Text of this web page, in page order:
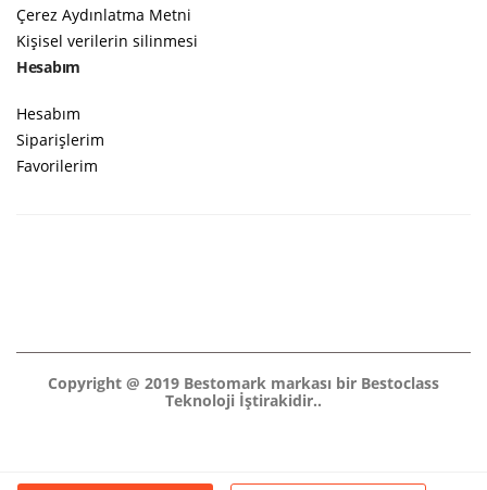
Çerez Aydınlatma Metni
Kişisel verilerin silinmesi
Hesabım
Hesabım
Siparişlerim
Favorilerim
Copyright @ 2019 Bestomark markası bir Bestoclass
Teknoloji İştirakidir..